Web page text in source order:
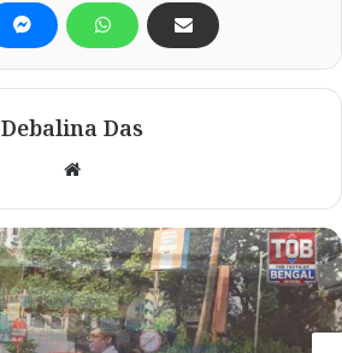
Debalina Das
Website